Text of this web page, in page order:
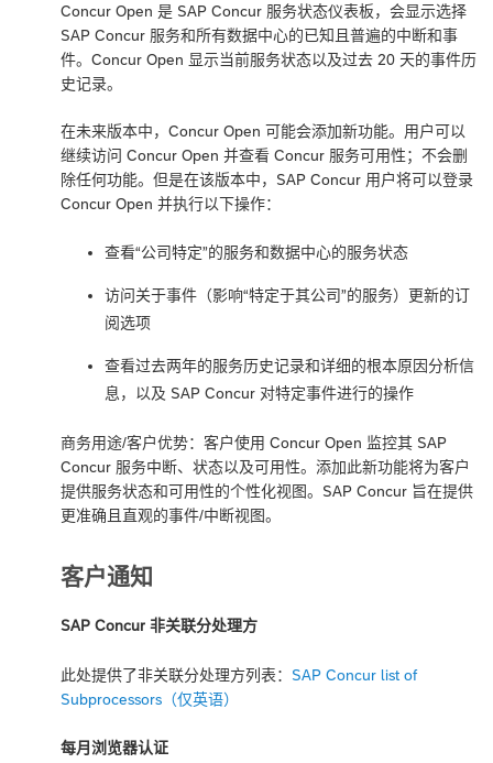
Concur Open 是 SAP Concur 服务状态仪表板，会显示选择
SAP Concur 服务和所有数据中心的已知且普遍的中断和事
件。Concur Open 显示当前服务状态以及过去 20 天的事件历
史记录。
在未来版本中，Concur Open 可能会添加新功能。用户可以
继续访问 Concur Open 并查看 Concur 服务可用性；不会删
除任何功能。但是在该版本中，SAP Concur 用户将可以登录
Concur Open 并执行以下操作：
查看“公司特定”的服务和数据中心的服务状态
访问关于事件（影响“特定于其公司”的服务）更新的订
阅选项
查看过去两年的服务历史记录和详细的根本原因分析信
息，以及 SAP Concur 对特定事件进行的操作
商务用途/客户优势：客户使用 Concur Open 监控其 SAP
Concur 服务中断、状态以及可用性。添加此新功能将为客户
提供服务状态和可用性的个性化视图。SAP Concur 旨在提供
更准确且直观的事件/中断视图。
客户通知
SAP Concur 非关联分处理方
此处提供了非关联分处理方列表： SAP Concur list of
Subprocessors（仅英语）
每月浏览器认证